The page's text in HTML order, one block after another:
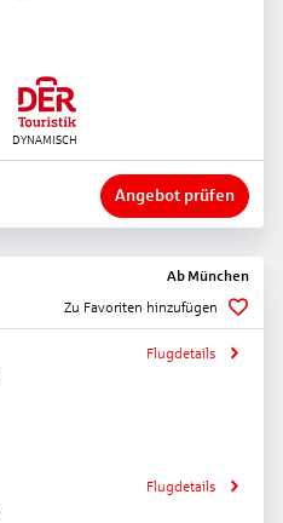
Angebot prüfen
Ab München
Zu Favoriten hinzufügen
Flugdetails
Flugdetails